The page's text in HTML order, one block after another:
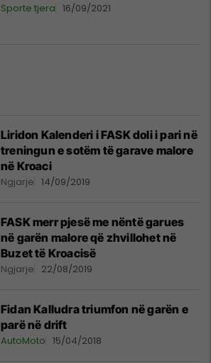
Sporte tjera 16/09/2021
Liridon Kalenderi i FASK doli i pari në
treningun e sotëm të garave malore
në Kroaci
Ngjarje 14/09/2019
FASK merr pjesë me nëntë garues
në garën malore që zhvillohet në
Buzet të Kroacisë
Ngjarje 22/08/2019
Fidan Kalludra triumfon në garën e
parë në drift
AutoMoto 15/04/2018